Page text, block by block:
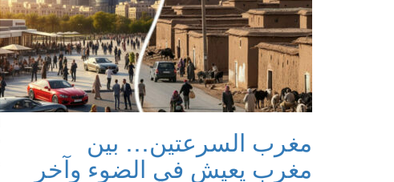
مغرب السرعتين… بين
مغرب يعيش في الضوء وآخر